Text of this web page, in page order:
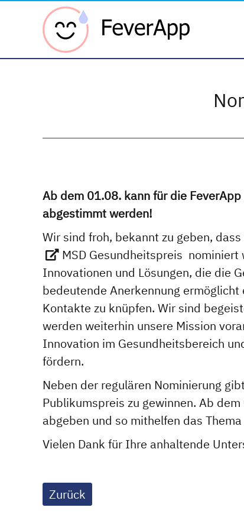
Ab dem 01.08. kann für die FeverApp
abgestimmt werden!
Wir sind froh, bekannt zu geben,
MSD Gesundheitspreis nominiert
Innovationen und Lösungen, die die
bedeutende Anerkennung
Kontakte zu knüpfen. Wir sind
werden weiterhin unsere Mission
Innovation im Gesundheitsbereich
fördern.
Neben der regulären Nominierung
Publikumspreis zu gewinnen. Ab dem
abgeben und so mithelfen das
Vielen Dank für Ihre anhaltende
Zurück